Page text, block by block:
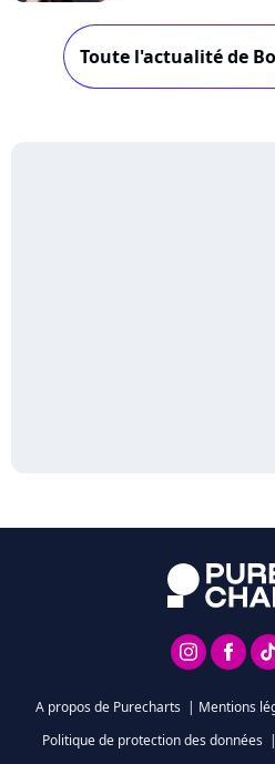
Toute l'actualité de
A propos de Purecharts | Mentions
Politique de protection des données |